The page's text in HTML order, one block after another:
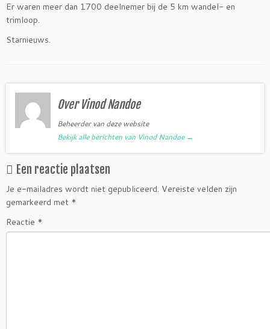
Er waren meer dan 1700 deelnemer bij de 5 km wandel- en
trimloop.
Starnieuws.
Over Vinod Nandoe
Beheerder van deze website
Bekijk alle berichten van Vinod Nandoe →
Een reactie plaatsen
Je e-mailadres wordt niet gepubliceerd. Vereiste velden zijn
gemarkeerd met *
Reactie *